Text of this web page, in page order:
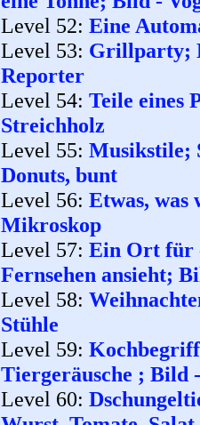
Level 52: Eine
Level 53: Grillparty;
Reporter
Level 54: Teile eines
Streichholz
Level 55: Musikstile;
Donuts, bunt
Level 56: Etwas,
Mikroskop
Level 57: Ein Ort für
Fernsehen ansieht;
Level 58:
Stühle
Level 59:
Tiergeräusche ; Bild
Level 60: